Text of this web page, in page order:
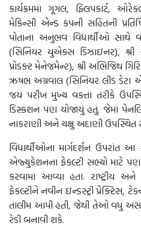
કાર્યક્રમમાં ગૂગલ, ફ્લિપકાર્ટ,
મેકિન્સી એન્ડ કંપની સહિતની
પોતાના અનુભવ વિદ્યાર્થીઓ સાથે
(સિનિયર યુએક્સ ડિઝાઇનર), શ્રી
પ્રોડક્ટ મેનેજમેન્ટ), શ્રી અભિજિથ
ઋષભ અગ્રવાલ (સિનિયર લીડ ડેટા
જય પરીખ મુખ્ય વક્તા તરીકે
ડિસ્કશન પણ યોજાયું હતું. જેમાં
નાકરાણી અને ચક્ષુ અદાણી ઉપસ્થિત
વિદ્યાર્થીઓના માર્ગદર્શન ઉપરાંત
એજ્યુકેશનના ફેકલ્ટી સભ્યો માટે
કરવામાં આવ્યા હતા. રાષ્ટ્રીય
ફેકલ્ટીને નવીન ઇન્ડસ્ટ્રી પ્રેક્ટિસ,
તાલીમ આપી હતી, જેથી તેઓ વધુ
રેડી બનાવી શકે.